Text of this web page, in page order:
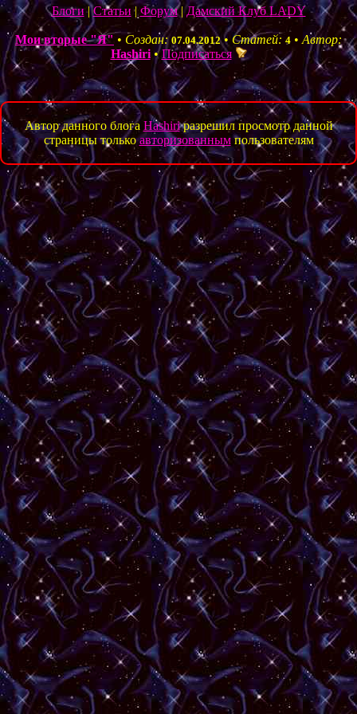
Блоги|Статьи |Форум|Дамский Клуб LADY
Мои вторые "Я" • Создан: 07.04.2012• Статей: 4 • Автор:
Hashiri•Подписаться
Автор данного блога Hashiriразрешил просмотр данной
страницы толькоавторизованнымпользователям